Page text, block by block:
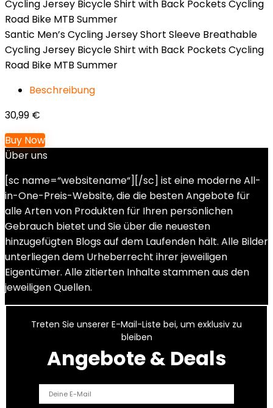
Santic Men’s Cycling Jersey Short Sleeve Breathable
Cycling Jersey Bicycle Shirt with Back Pockets Cycling
Road Bike MTB Summer
Beschreibung
30,99 €
Buy Now
Über uns
[sc name=“websitename“][/sc] ist eine moderne All-
in-One-Preis-Website, die die besten Angebote für
alle Arten von Produkten für Ihren persönlichen
Gebrauch bietet und Sie über die neuesten
hinzugefügten Blogs auf dem Laufenden hält. Alle Bilder
unterliegen dem Urheberrecht ihrer jeweiligen
Eigentümer. Alle zitierten Inhalte stammen aus den
jeweiligen Quellen.
Treten Sie unserer E-Mail-Liste bei, um exklusiv zu
bleiben
Angebote & Deals